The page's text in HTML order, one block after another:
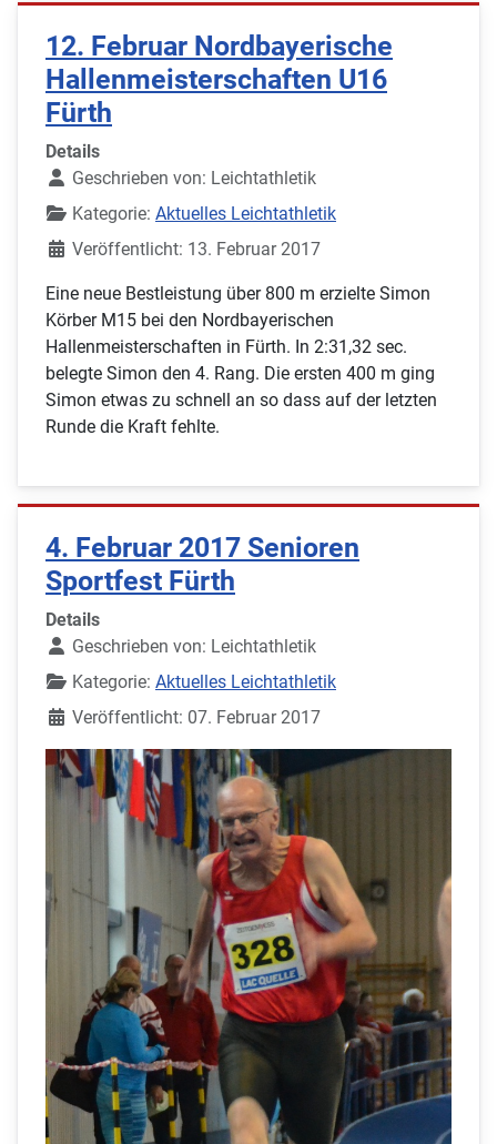
12. Februar Nordbayerische
Hallenmeisterschaften U16
Fürth
Details
Geschrieben von: Leichtathletik
Kategorie: Aktuelles Leichtathletik
Veröffentlicht: 13. Februar 2017
Eine neue Bestleistung über 800 m erzielte Simon
Körber M15 bei den Nordbayerischen
Hallenmeisterschaften in Fürth. In 2:31,32 sec.
belegte Simon den 4. Rang. Die ersten 400 m ging
Simon etwas zu schnell an so dass auf der letzten
Runde die Kraft fehlte.
4. Februar 2017 Senioren
Sportfest Fürth
Details
Geschrieben von: Leichtathletik
Kategorie: Aktuelles Leichtathletik
Veröffentlicht: 07. Februar 2017